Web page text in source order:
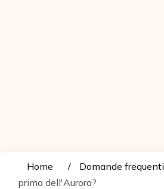
Home Domande frequenti
prima dell'Aurora?